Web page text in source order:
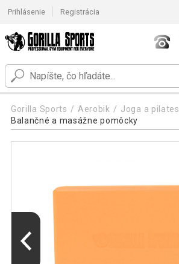
Prihlásenie Registrácia
Gorilla Sports Aerobik
Joga a pilates
Balančné a masážne pomôcky